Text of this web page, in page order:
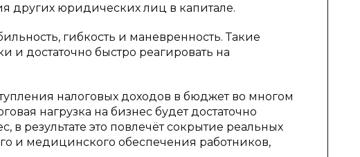
других юридических лиц в капитале.
гибкость и маневренность. Такие
и достаточно быстро реагировать на
налоговых доходов в бюджет во многом
нагрузка на бизнес будет достаточно
в результате это повлечёт сокрытие реальных
и медицинского обеспечения работников,